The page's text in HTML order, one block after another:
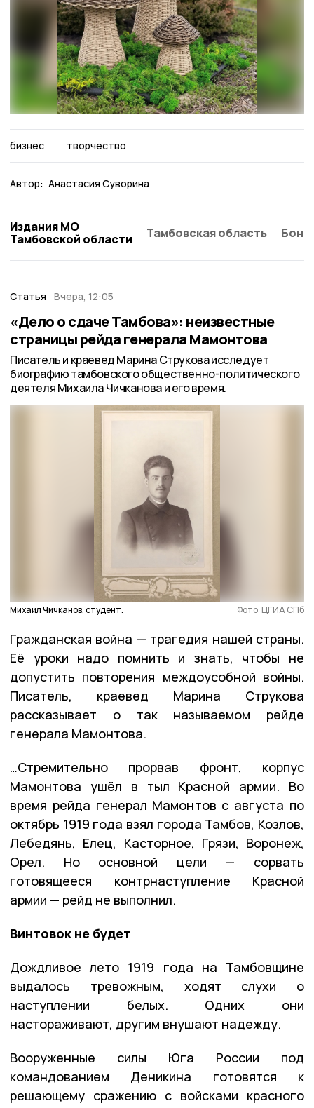
бизнес творчество
Автор: Анастасия Суворина
Издания МО
Тамбовской области
Тамбовская область
Статья Вчера, 12:05
«Дело о сдаче Тамбова»: неизвестные
страницы рейда генерала Мамонтова
Писатель и краевед Марина Струкова исследует
биографию тамбовского общественно-политического
деятеля Михаила Чичканова и его время.
Михаил Чичканов, студент. Фото: ЦГИА СПб
Гражданская война — трагедия нашей страны.
Её уроки надо помнить и знать, чтобы не
допустить повторения междоусобной войны.
Писатель, краевед Марина Струкова
рассказывает о так называемом рейде
генерала Мамонтова.
…Стремительно прорвав фронт, корпус
Мамонтова ушёл в тыл Красной армии. Во
время рейда генерал Мамонтов с августа по
октябрь 1919 года взял города Тамбов, Козлов,
Лебедянь, Елец, Касторное, Грязи, Воронеж,
Орел. Но основной цели — сорвать
готовящееся контрнаступление Красной
армии — рейд не выполнил.
Винтовок не будет
Дождливое лето 1919 года на Тамбовщине
выдалось тревожным, ходят слухи о
наступлении белых. Одних они
настораживают, другим внушают надежду.
Вооруженные силы Юга России под
командованием Деникина готовятся к
решающему сражению с войсками красного